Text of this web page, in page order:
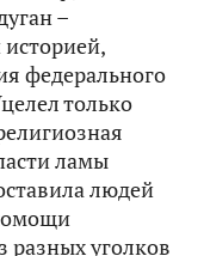
–
федерального
только
ламы
людей
разных уголков